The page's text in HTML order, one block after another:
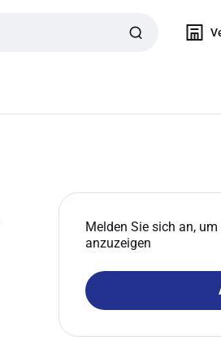
Melden Sie sich an,
anzuzeigen